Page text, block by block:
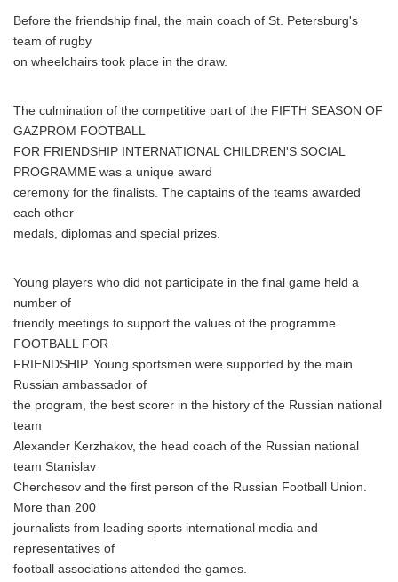
Before the friendship final, the main coach of St. Petersburg's
team of rugby
on wheelchairs took place in the draw.
The culmination of the competitive part of the FIFTH SEASON OF
GAZPROM FOOTBALL
FOR FRIENDSHIP INTERNATIONAL CHILDREN'S SOCIAL
PROGRAMME was a unique award
ceremony for the finalists. The captains of the teams awarded
each other
medals, diplomas and special prizes.
Young players who did not participate in the final game held a
number of
friendly meetings to support the values of the programme
FOOTBALL FOR
FRIENDSHIP. Young sportsmen were supported by the main
Russian ambassador of
the program, the best scorer in the history of the Russian national
team
Alexander Kerzhakov, the head coach of the Russian national
team Stanislav
Cherchesov and the first person of the Russian Football Union.
More than 200
journalists from leading sports international media and
representatives of
football associations attended the games.